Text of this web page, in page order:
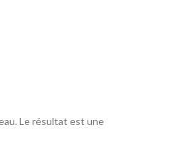
Le résultat est une